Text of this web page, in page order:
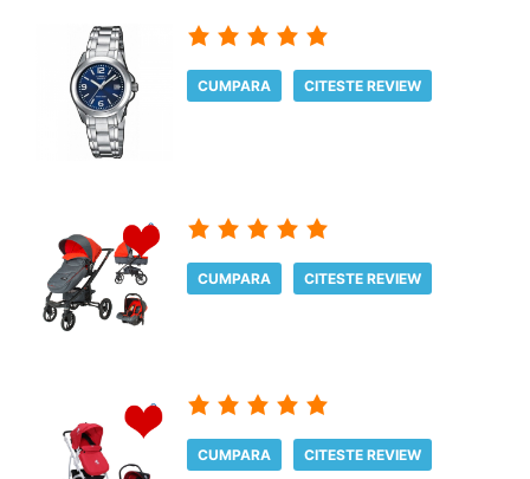
CUMPARA CITESTE REVIEW
CUMPARA CITESTE REVIEW
CUMPARA CITESTE REVIEW